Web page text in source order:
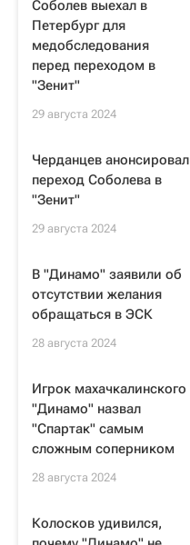
Соболев выехал в
Петербург для
медобследования
перед переходом в
"Зенит"
29 августа 2024
Черданцев анонсировал
переход Соболева в
"Зенит"
29 августа 2024
В "Динамо" заявили об
отсутствии желания
обращаться в ЭСК
28 августа 2024
Игрок махачкалинского
"Динамо" назвал
"Спартак" самым
сложным соперником
28 августа 2024
Колосков удивился,